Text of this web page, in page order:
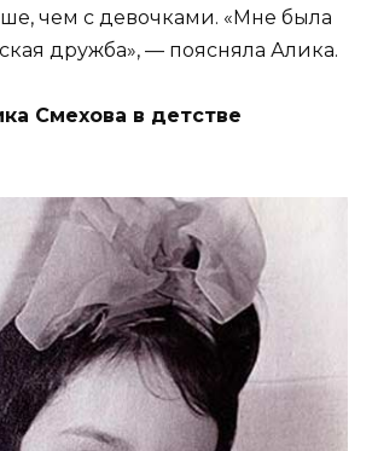
чем с девочками. «Мне была
дружба», — поясняла Алика.
Смехова в детстве